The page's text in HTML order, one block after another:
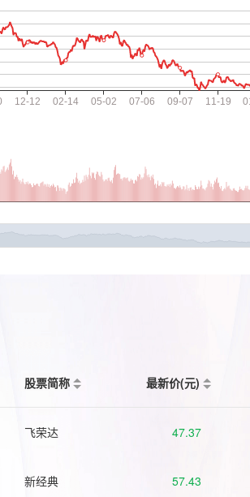
股票简称 最新价(元)
飞荣达 47.37
新经典 57.43